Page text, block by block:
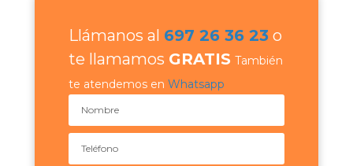
Llámanos al 697 26 36 23 o
te llamamos GRATIS También
te atendemos enWhatsapp